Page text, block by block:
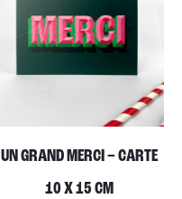
UN GRAND MERCI – CARTE
10 X 15 CM